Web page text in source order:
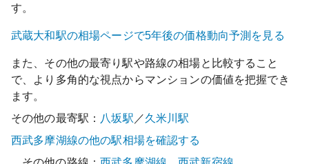
す。
武蔵大和駅の相場ページで5年後の価格動向予測を見る
また、その他の最寄り駅や路線の相場と比較すること
で、より多角的な視点からマンションの価値を把握でき
ます。
その他の最寄駅： 八坂駅 ／久米川駅
西武多摩湖線の他の駅相場を確認する